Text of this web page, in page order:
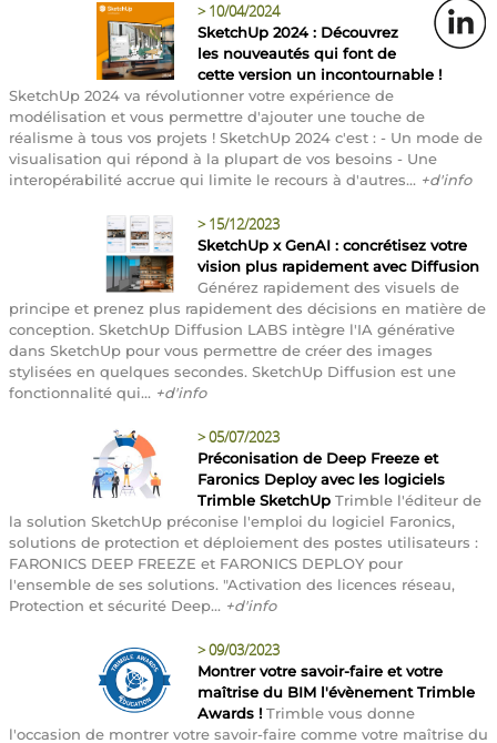
> 10/04/2024
SketchUp 2024 : Découvrez
les nouveautés qui font de
cette version un incontournable !
SketchUp 2024 va révolutionner votre expérience de
modélisation et vous permettre d'ajouter une touche de
réalisme à tous vos projets ! SketchUp 2024 c'est : - Un mode de
visualisation qui répond à la plupart de vos besoins - Une
interopérabilité accrue qui limite le recours à d'autres... +d'info
> 15/12/2023
SketchUp x GenAI : concrétisez votre
vision plus rapidement avec Diffusion
Générez rapidement des visuels de
principe et prenez plus rapidement des décisions en matière de
conception. SketchUp Diffusion LABS intègre l'IA générative
dans SketchUp pour vous permettre de créer des images
stylisées en quelques secondes. SketchUp Diffusion est une
fonctionnalité qui... +d'info
>05/07/2023
Préconisation de Deep Freeze et
Faronics Deploy avec les logiciels
Trimble SketchUp Trimble l'éditeur de
la solution SketchUp préconise l'emploi du logiciel Faronics,
solutions de protection et déploiement des postes utilisateurs :
FARONICS DEEP FREEZE et FARONICS DEPLOY pour
l'ensemble de ses solutions. "Activation des licences réseau,
Protection et sécurité Deep... +d'info
>09/03/2023
Montrer votre savoir-faire et votre
maîtrise du BIM l'évènement Trimble
Awards ! Trimble vous donne
l'occasion de montrer votre savoir-faire comme votre maîtrise du